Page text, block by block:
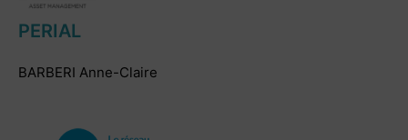
PERIAL
BARBERI Anne-Claire